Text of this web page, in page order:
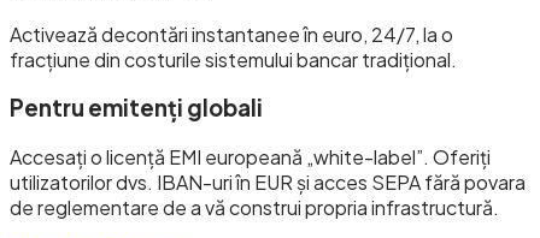
Activează decontări instantanee în euro, 24/7, la o
fracțiune din costurile sistemului bancar tradițional.
Pentru emitenți globali
Accesați o licență EMI europeană „white-label”. Oferiți
utilizatorilor dvs. IBAN-uri în EUR și acces SEPA fără povara
de reglementare de a vă construi propria infrastructură.